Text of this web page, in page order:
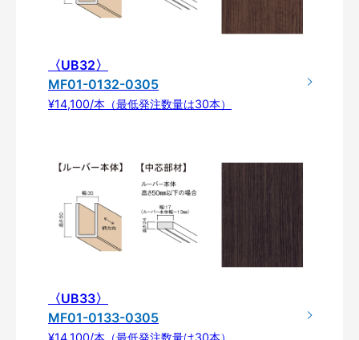
〈UB32〉
MF01-0132-0305
¥14,100/本（最低発注数量は30本）
〈UB33〉
MF01-0133-0305
¥14,100/本（最低発注数量は30本）